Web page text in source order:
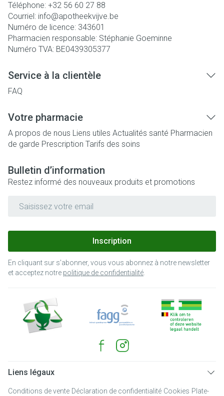
Téléphone: +32 56 60 27 88
Courriel: info@apotheekvijve.be
Numéro de licence: 343601
Pharmacien responsable: Stéphanie Goeminne
Numéro TVA: BE0439305377
Service à la clientèle
FAQ
Votre pharmacie
A propos de nous Liens utiles Actualités santé Pharmacien
de garde Prescription Tarifs des soins
Bulletin d’information
Restez informé des nouveaux produits et promotions
Inscription
En cliquant sur s'abonner, vous vous abonnez à notre newsletter
et acceptez notre politique de confidentialité
Liens légaux
Conditions de vente Déclaration de confidentialité Cookies Plate-